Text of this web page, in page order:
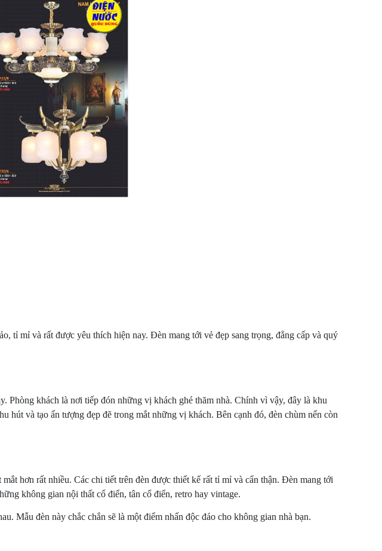
tỉ mỉ và rất được yêu thích hiện nay. Đèn mang tới vẻ đẹp sang trọng, đẳng cấp và quý
Phòng khách là nơi tiếp đón những vị khách ghé thăm nhà. Chính vì vậy, đây là khu
hút và tạo ấn tượng đẹp đẽ trong mắt những vị khách. Bên cạnh đó, đèn chùm nến còn
hơn rất nhiều. Các chi tiết trên đèn được thiết kế rất tỉ mỉ và cẩn thận. Đèn mang tới
không gian nội thất cổ điển, tân cổ điển, retro hay vintage.
Mẫu đèn này chắc chắn sẽ là một điểm nhấn độc đáo cho không gian nhà bạn.